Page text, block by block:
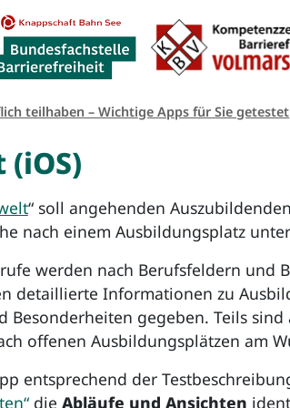
dieser Seite:
teilhaben – Wichtige Apps für Sie getestet
“ soll angehenden
nach einem Ausbildungsplatz
werden nach Berufsfeldern und
detaillierte Informationen zu
Besonderheiten gegeben. Teils
offenen Ausbildungsplätzen am
entsprechend der
die Abläufe und Ansichten